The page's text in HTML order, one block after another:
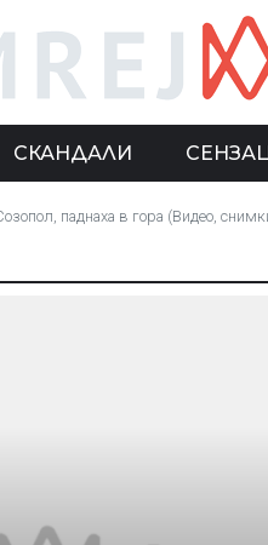
СКАНДАЛИ
паднаха в гора (Видео,